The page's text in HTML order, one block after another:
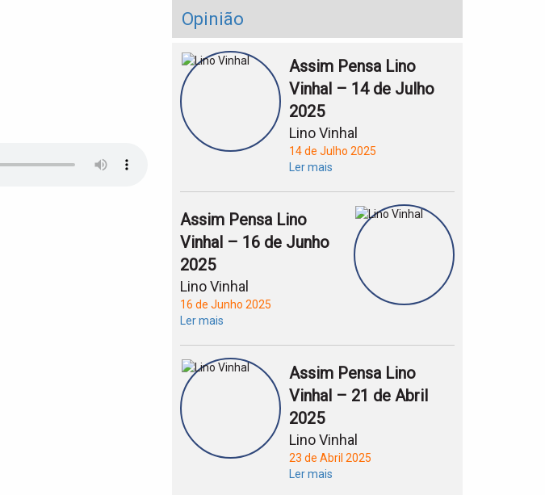
Opinião
Assim Pensa Lino
Vinhal – 14 de Julho
2025
Lino Vinhal
14 de Julho 2025
Ler mais
Assim Pensa Lino
Vinhal – 16 de Junho
2025
Lino Vinhal
16 de Junho 2025
Ler mais
Assim Pensa Lino
Vinhal – 21 de Abril
2025
Lino Vinhal
23 de Abril 2025
Ler mais